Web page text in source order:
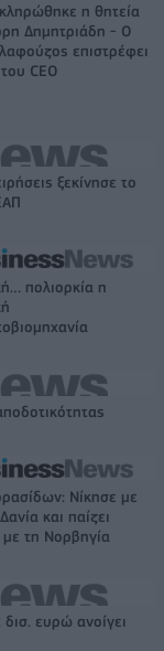
η θητεία
Δημητριάδη - Ο
επιστρέφει
CEO
ξεκίνησε το
πολιορκία η
Νίκησε με
και παίζει
με τη Νορβηγία
ευρώ ανοίγει